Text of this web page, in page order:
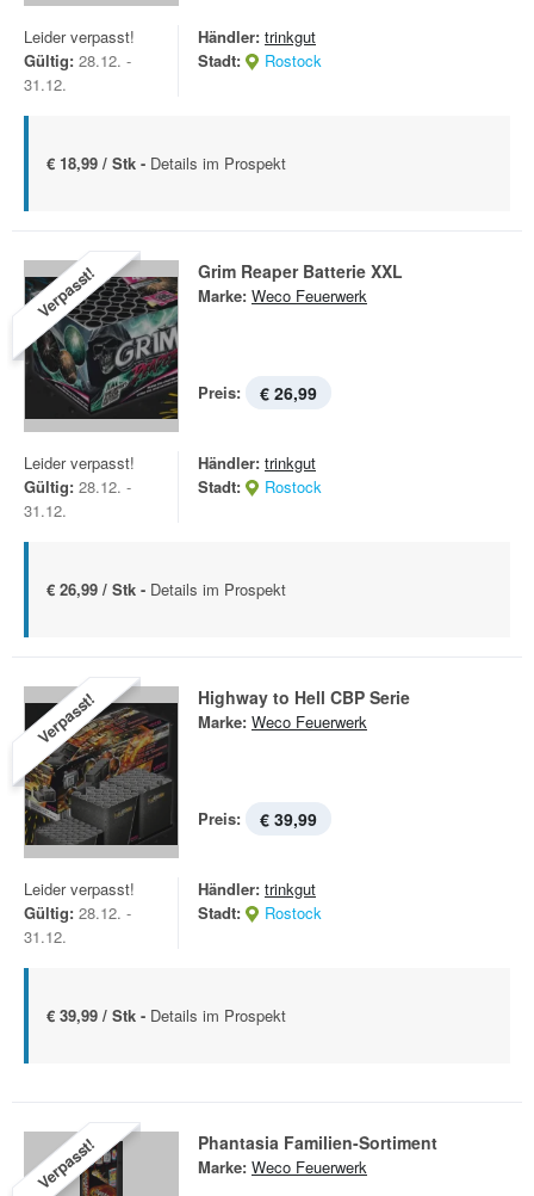
Leider verpasst!
Gültig: 28.12. -
31.12.
Händler: trinkgut
Stadt:
Rostock
€ 18,99 / Stk - Details im Prospekt
Verpasst! Grim Reaper Batterie XXL
Marke: Weco Feuerwerk
Preis: € 26,99
Leider verpasst!
Gültig: 28.12. -
31.12.
Händler: trinkgut
Stadt:
Rostock
€ 26,99 / Stk - Details im Prospekt
Verpasst! Highway to Hell CBP Serie
Marke: Weco Feuerwerk
Preis: € 39,99
Leider verpasst!
Gültig: 28.12. -
31.12.
Händler: trinkgut
Stadt:
Rostock
€ 39,99 / Stk - Details im Prospekt
Verpasst! Phantasia Familien-Sortiment
Marke: Weco Feuerwerk